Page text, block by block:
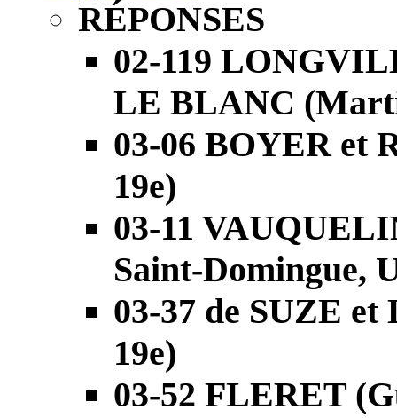
RÉPONSES
02-119
LE BLANC
03-06 BOYER et
19e)
03-11
Saint-Domingue,
03-37 de SUZE
19e)
03-52 FLERET